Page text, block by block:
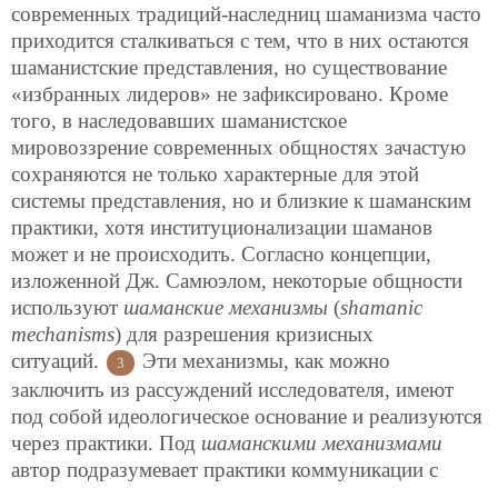
современных традиций-наследниц шаманизма часто
приходится сталкиваться с тем, что в них остаются
шаманистские представления, но существование
«избранных лидеров» не зафиксировано. Кроме
того, в наследовавших шаманистское
мировоззрение современных общностях зачастую
сохраняются не только характерные для этой
системы представления, но и близкие к шаманским
практики, хотя институционализации шаманов
может и не происходить. Согласно концепции,
изложенной Дж. Самюэлом, некоторые общности
используют шаманские механизмы (shamanic
mechanisms) для разрешения кризисных
ситуаций.
3
Эти механизмы, как можно
заключить из рассуждений исследователя, имеют
под собой идеологическое основание и реализуются
через практики. Под шаманскими механизмами
автор подразумевает практики коммуникации с